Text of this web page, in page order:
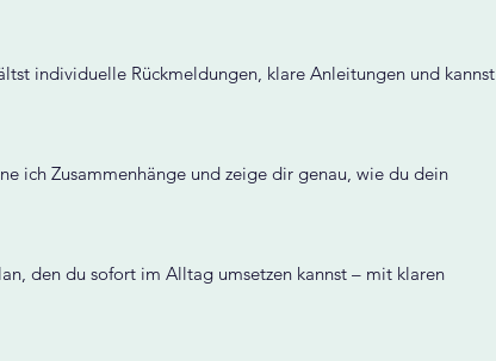
individuelle Rückmeldungen, klare Anleitungen und kannst
ich Zusammenhänge und zeige dir genau, wie du dein
den du sofort im Alltag umsetzen kannst – mit klaren